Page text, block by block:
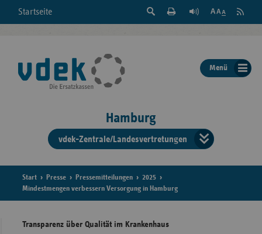
Startseite
Suche
der
Seite
Feed
Menü
Hamburg
vdek-Zentrale/Landesvertretungen
der
Start Presse Pressemitteilungen
2025
Mindestmengen verbessern Versorgung in Hamburg
Transparenz über Qualität im Krankenhaus